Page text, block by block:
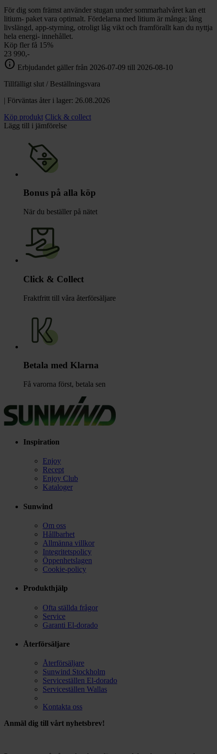
För dig som främst använder stugan under sommarhalvåret kan ett
litium- paket vara optimalt. Fördelarna med litium är många; lång
livslängd, app-styrning, otroligt låg vikt och framförallt kan du nyttja
hela energi- innehållet.
Köp fler få 15%
23 990,-
info Erbjudandet gäller från 2026-07-09 till 2026-08-10
Tillfälligt slut / Beställningsvara
| Förväntas åter i lager: 26.08.2026
Köp produkt Click & collect
Lägg till i jämförelse
Bonus på alla köp
När du beställer på nätet
Click & Collect
Fraktfritt till våra återförsäljare
Betala med Klarna
Få varorna först, betala sen
Inspiration
Enjoy
Recept
Enjoy Club
Kataloger
Sunwind
Om oss
Hållbarhet
Allmänna villkor
Integritetspolicy
Öppenhetslagen
Cookie-policy
Produkthjälp
Ofta ställda frågor
Service
Garanti El-dorado
Återförsäljare
Återförsäljare
Sunwind Stockholm
Serviceställen El-dorado
Serviceställen Wallas
Kontakta oss
Anmäl dig till vårt nyhetsbrev!